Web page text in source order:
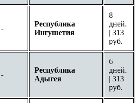
-
Республика
Ингушетия
8
дней.
| 313
руб.
-
Республика
Адыгея
6
дней.
| 313
руб.